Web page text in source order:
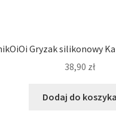
Gryzak silikonowy
38,90 zł
Dodaj do koszyka